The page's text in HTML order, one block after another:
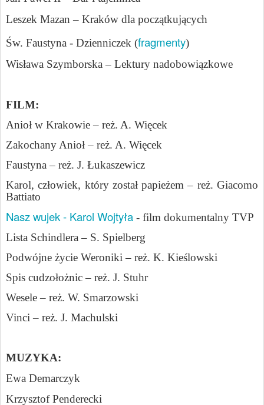
Leszek Mazan – Kraków dla początkujących
Św. Faustyna - Dzienniczek (fragmenty)
Wisława Szymborska – Lektury nadobowiązkowe
FILM:
Anioł w Krakowie – reż. A. Więcek
Zakochany Anioł – reż. A. Więcek
Faustyna – reż. J. Łukaszewicz
Karol, człowiek, który został papieżem – reż. Giacomo
Battiato
Nasz wujek - Karol Wojtyła - film dokumentalny TVP
Lista Schindlera – S. Spielberg
Podwójne życie Weroniki – reż. K. Kieślowski
Spis cudzołożnic – reż. J. Stuhr
Wesele – reż. W. Smarzowski
Vinci – reż. J. Machulski
MUZYKA:
Ewa Demarczyk
Krzysztof Penderecki